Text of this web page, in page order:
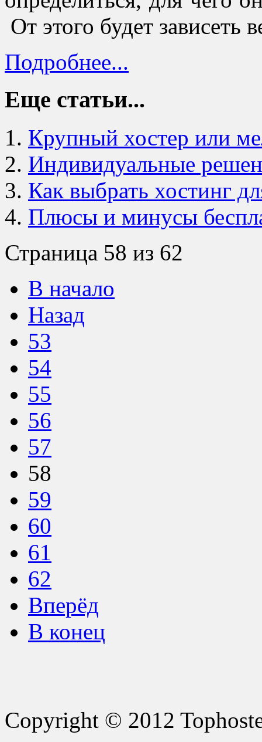
От этого будет зависеть
Подробнее...
Еще статьи...
Крупный хостер или
Индивидуальные
Как выбрать хостинг
Плюсы и минусы
Страница 58 из 62
В начало
Назад
53
54
55
56
57
58
59
60
61
62
Вперёд
В конец
Copyright © 2012